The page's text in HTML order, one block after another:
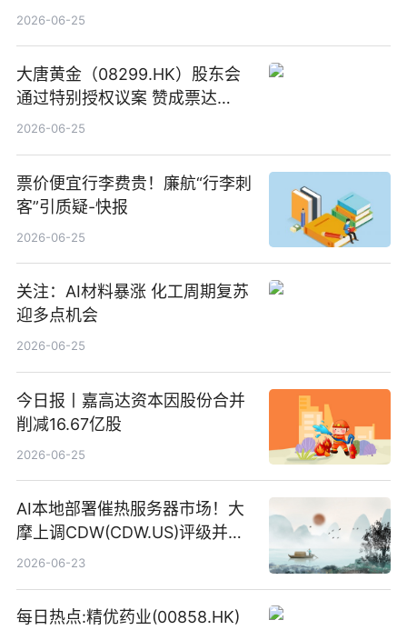
2026-06-25
大唐黄金（08299.HK）股东会
通过特别授权议案 赞成票达
100%_新动态
2026-06-25
票价便宜行李费贵！廉航“行李刺
客”引质疑-快报
2026-06-25
关注：AI材料暴涨 化工周期复苏
迎多点机会
2026-06-25
今日报丨嘉高达资本因股份合并
削减16.67亿股
2026-06-25
AI本地部署催热服务器市场！大
摩上调CDW(CDW.US)评级并看
高IBM(IBM.US)戴尔(DELL.US)
2026-06-23
每日热点:精优药业(00858.HK)